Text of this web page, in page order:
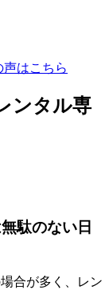
はこちら
ンタル専
駄のない日
合が多く、レン